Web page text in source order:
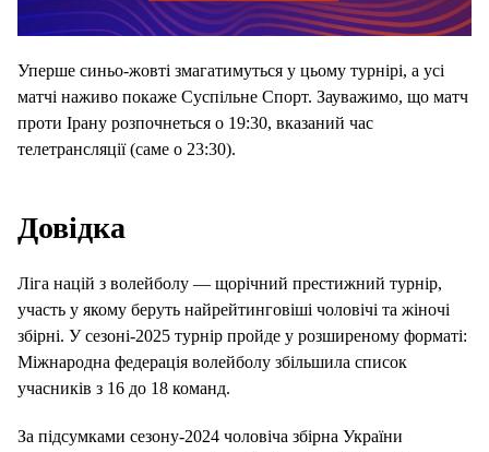
Уперше синьо-жовті змагатимуться у цьому турнірі, а усі
матчі наживо покаже Суспільне Спорт. Зауважимо, що матч
проти Ірану розпочнеться о 19:30, вказаний час
телетрансляції (саме о 23:30).
Довідка
Ліга націй з волейболу — щорічний престижний турнір,
участь у якому беруть найрейтинговіші чоловічі та жіночі
збірні. У сезоні-2025 турнір пройде у розширеному форматі:
Міжнародна федерація волейболу збільшила список
учасників з 16 до 18 команд.
За підсумками сезону-2024 чоловіча збірна України